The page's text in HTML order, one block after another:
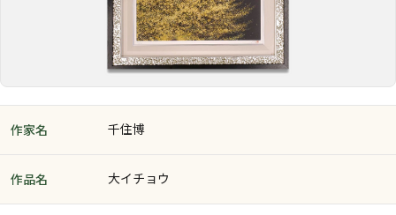
作家名 千住博
作品名 大イチョウ